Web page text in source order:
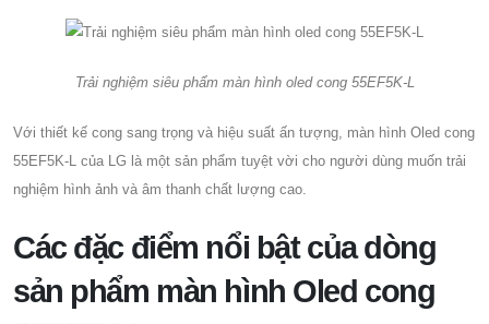
Trải nghiệm siêu phẩm màn hình oled cong 55EF5K-L
Với thiết kế cong sang trọng và hiệu suất ấn tượng, màn hình Oled cong
55EF5K-L của LG là một sản phẩm tuyệt vời cho người dùng muốn trải
nghiệm hình ảnh và âm thanh chất lượng cao.
Các đặc điểm nổi bật của dòng
sản phẩm màn hình Oled cong